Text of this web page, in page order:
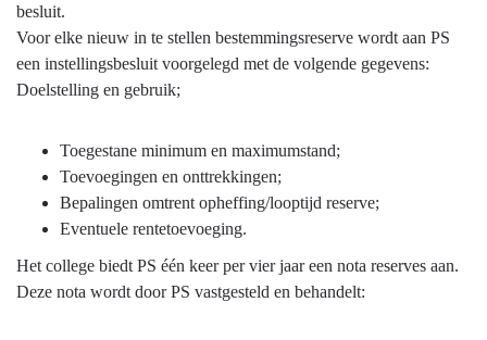
jaarstukken
Onderhoud
kapitaalgoederen
naar
navigatie
Algemene
begroting
Reserves
besluit.
Voor elke nieuw in te stellen bestemmingsreserve wordt aan PS
een instellingsbesluit voorgelegd met de volgende gegevens:
Doelstelling en gebruik;
Toegestane minimum en maximumstand;
Toevoegingen en onttrekkingen;
Bepalingen omtrent opheffing/looptijd reserve;
Eventuele rentetoevoeging.
Het college biedt PS één keer per vier jaar een nota reserves aan.
Deze nota wordt door PS vastgesteld en behandelt: